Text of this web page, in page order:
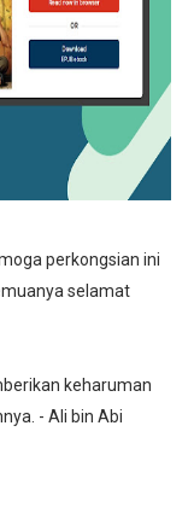
perkongsian ini
selamat
keharuman
- Ali bin Abi